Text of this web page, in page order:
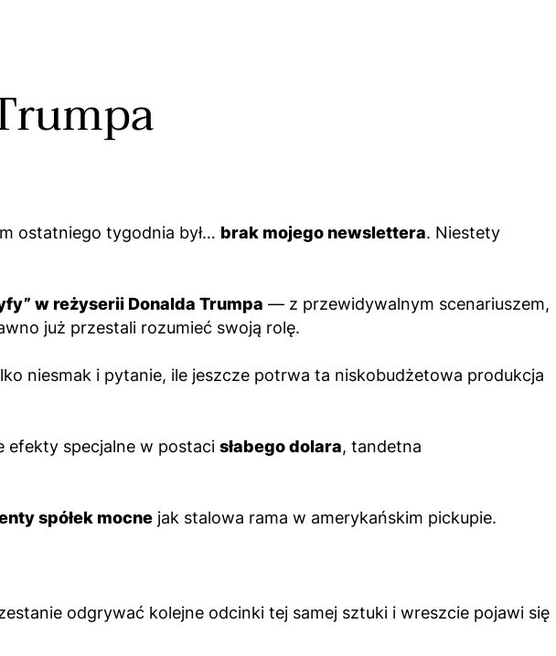
ostatniego tygodnia był… brak mojego newslettera. Niestety
w reżyserii Donalda Trumpa — z przewidywalnym scenariuszem,
już przestali rozumieć swoją rolę.
niesmak i pytanie, ile jeszcze potrwa ta niskobudżetowa produkcja
efekty specjalne w postaci słabego dolara, tandetna
spółek mocne jak stalowa rama w amerykańskim pickupie.
odgrywać kolejne odcinki tej samej sztuki i wreszcie pojawi się